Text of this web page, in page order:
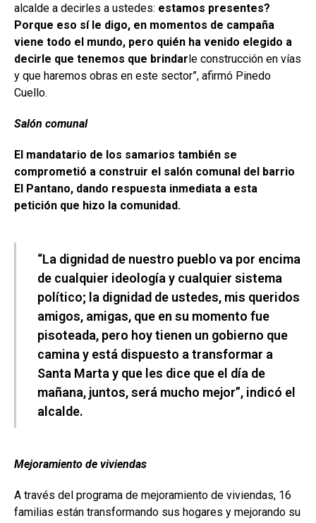
alcalde a decirles a ustedes: estamos presentes?
Porque eso sí le digo, en momentos de campaña
viene todo el mundo, pero quién ha venido elegido a
decirle que tenemos que brindarle construcción en vías
y que haremos obras en este sector”, afirmó Pinedo
Cuello.
Salón comunal
El mandatario de los samarios también se
comprometió a construir el salón comunal del barrio
El Pantano, dando respuesta inmediata a esta
petición que hizo la comunidad.
“La dignidad de nuestro pueblo va por encima
de cualquier ideología y cualquier sistema
político; la dignidad de ustedes, mis queridos
amigos, amigas, que en su momento fue
pisoteada, pero hoy tienen un gobierno que
camina y está dispuesto a transformar a
Santa Marta y que les dice que el día de
mañana, juntos, será mucho mejor”, indicó el
alcalde.
Mejoramiento de viviendas
A través del programa de mejoramiento de viviendas, 16
familias están transformando sus hogares y mejorando su